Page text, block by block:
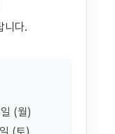
니다.
(월)